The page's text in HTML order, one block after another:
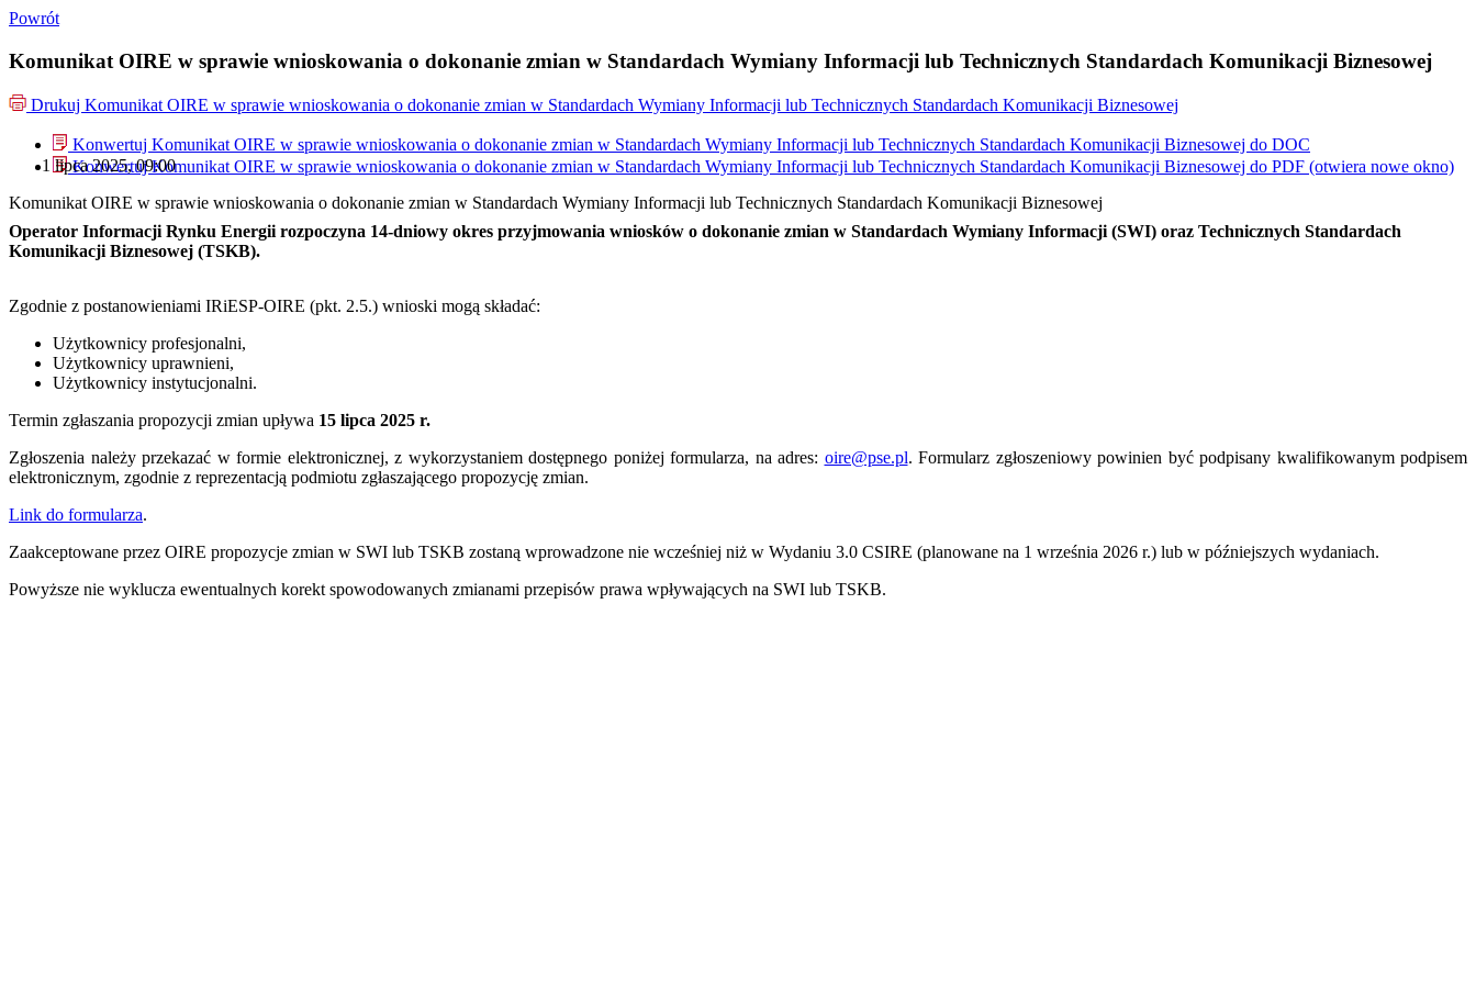
Powrót
Komunikat OIRE w sprawie wnioskowania o dokonanie zmian w Standardach Wymiany Informacji lub Technicznych Standardach Komunikacji Biznesowej
Drukuj Komunikat OIRE w sprawie wnioskowania o dokonanie zmian w Standardach Wymiany Informacji lub Technicznych Standardach Komunikacji Biznesowej
Konwertuj Komunikat OIRE w sprawie wnioskowania o dokonanie zmian w Standardach Wymiany Informacji lub Technicznych Standardach Komunikacji Biznesowej do DOC
Konwertuj Komunikat OIRE w sprawie wnioskowania o dokonanie zmian w Standardach Wymiany Informacji lub Technicznych Standardach Komunikacji Biznesowej do PDF (otwiera nowe okno)
1 lipca 2025, 09:00
Komunikat OIRE w sprawie wnioskowania o dokonanie zmian w Standardach Wymiany Informacji lub Technicznych Standardach Komunikacji Biznesowej
Operator Informacji Rynku Energii rozpoczyna 14-dniowy okres przyjmowania wniosków o dokonanie zmian w Standardach Wymiany Informacji (SWI) oraz Technicznych Standardach
Komunikacji Biznesowej (TSKB).
Zgodnie z postanowieniami IRiESP-OIRE (pkt. 2.5.) wnioski mogą składać:
Użytkownicy profesjonalni,
Użytkownicy uprawnieni,
Użytkownicy instytucjonalni.
Termin zgłaszania propozycji zmian upływa 15 lipca 2025 r.
Zgłoszenia należy przekazać w formie elektronicznej, z wykorzystaniem dostępnego poniżej formularza, na adres: oire@pse.pl. Formularz zgłoszeniowy powinien być podpisany kwalifikowanym podpisem
elektronicznym, zgodnie z reprezentacją podmiotu zgłaszającego propozycję zmian.
Link do formularza.
Zaakceptowane przez OIRE propozycje zmian w SWI lub TSKB zostaną wprowadzone nie wcześniej niż w Wydaniu 3.0 CSIRE (planowane na 1 września 2026 r.) lub w późniejszych wydaniach.
Powyższe nie wyklucza ewentualnych korekt spowodowanych zmianami przepisów prawa wpływających na SWI lub TSKB.